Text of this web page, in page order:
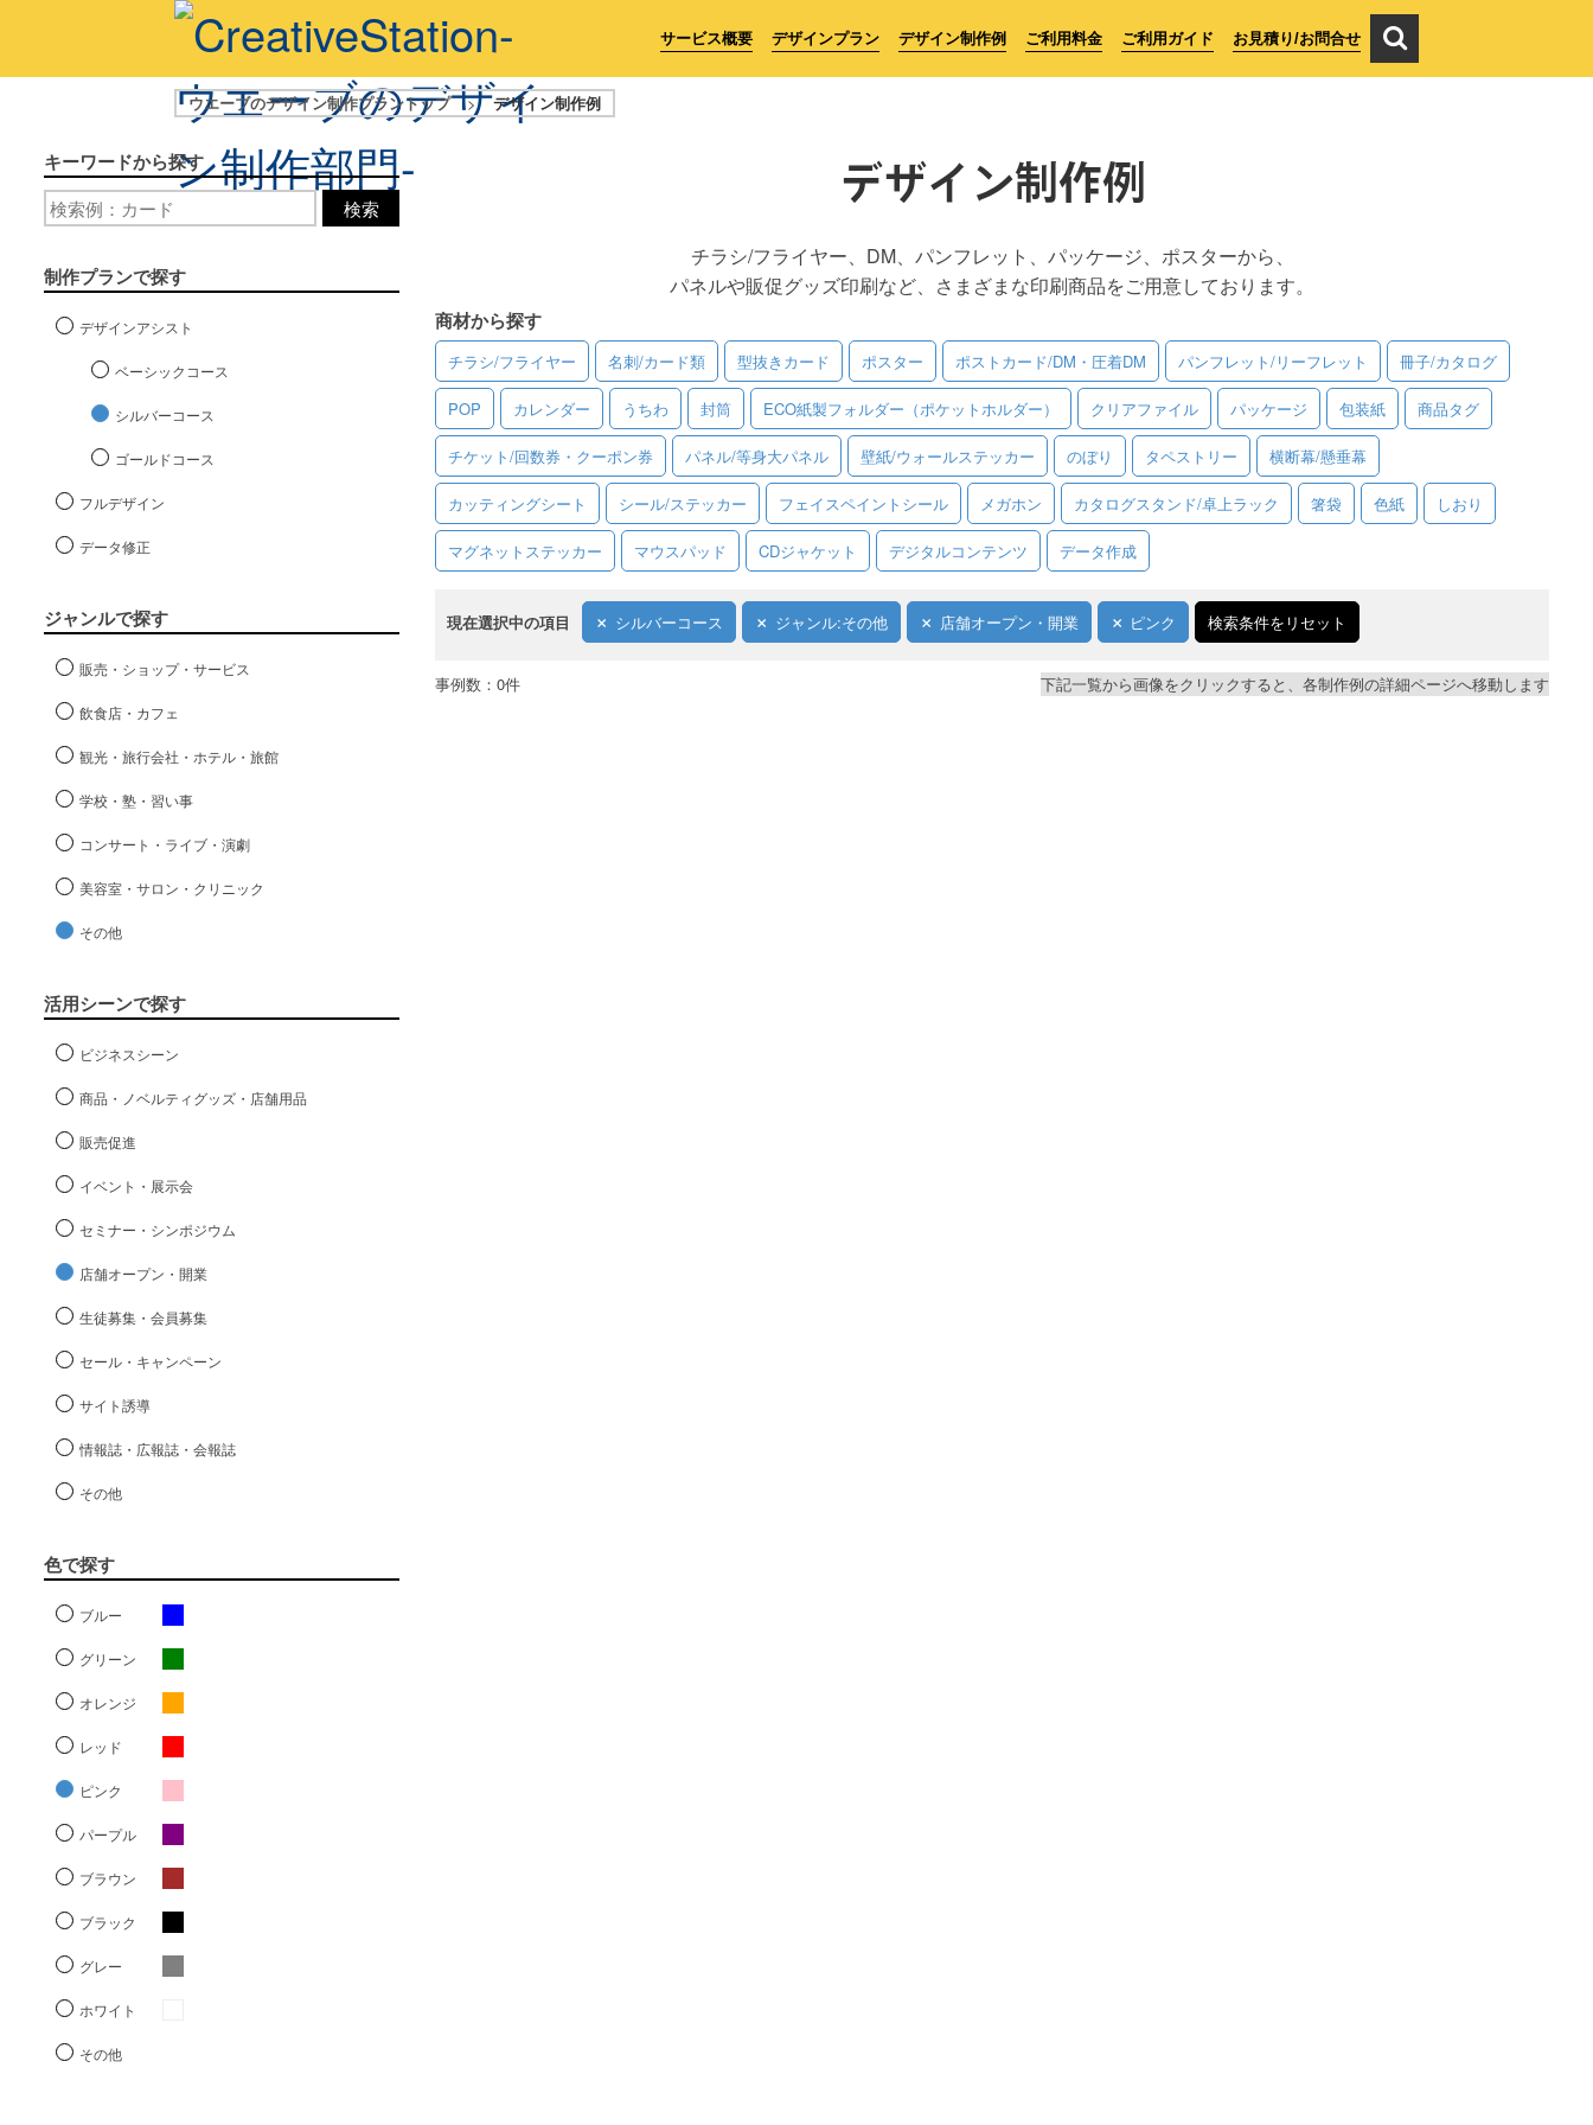
サービス概要 デザインプラン デザイン制作例 ご利用料金 ご利用ガイド お見積り/お問合せ
ウエーブのデザイン制作プラントップ > デザイン制作例
デザイン制作例
チラシ/フライヤー、DM、パンフレット、パッケージ、ポスターから、
パネルや販促グッズ印刷など、さまざまな印刷商品をご用意しております。
商材から探す
チラシ/フライヤー 名刺/カード類 型抜きカード ポスター ポストカード/DM・圧着DM パンフレット/リーフレット 冊子/カタログ
POP カレンダー うちわ 封筒 ECO紙製フォルダー（ポケットホルダー） クリアファイル パッケージ 包装紙 商品タグ
チケット/回数券・クーポン券 パネル/等身大パネル 壁紙/ウォールステッカー のぼり タペストリー 横断幕/懸垂幕
カッティングシート シール/ステッカー フェイスペイントシール メガホン カタログスタンド/卓上ラック 箸袋 色紙 しおり
マグネットステッカー マウスパッド CDジャケット デジタルコンテンツ データ作成
現在選択中の項目 シルバーコース ジャンル:その他 店舗オープン・開業 ピンク 検索条件をリセット
キーワードから探す
検索
制作プランで探す
デザインアシスト
ベーシックコース
シルバーコース
ゴールドコース
フルデザイン
データ修正
ジャンルで探す
販売・ショップ・サービス
飲食店・カフェ
観光・旅行会社・ホテル・旅館
学校・塾・習い事
コンサート・ライブ・演劇
美容室・サロン・クリニック
その他
活用シーンで探す
ビジネスシーン
商品・ノベルティグッズ・店舗用品
販売促進
イベント・展示会
セミナー・シンポジウム
店舗オープン・開業
生徒募集・会員募集
セール・キャンペーン
サイト誘導
情報誌・広報誌・会報誌
その他
色で探す
ブルー
グリーン
オレンジ
レッド
ピンク
パープル
ブラウン
ブラック
グレー
ホワイト
その他
事例数：0件 下記一覧から画像をクリックすると、各制作例の詳細ページへ移動します